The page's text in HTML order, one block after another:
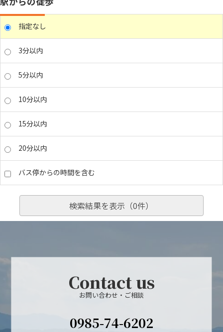
指定なし
3分以内
5分以内
10分以内
15分以内
20分以内
バス停からの時間を含む
検索結果を表示（0件）
Contact us
お問い合わせ・ご相談
0985-74-6202